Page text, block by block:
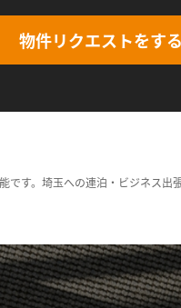
物件リクエストをする
す。埼玉への連泊・ビジネス出